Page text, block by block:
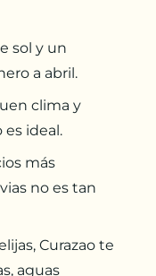
sol y un
a abril.
clima y
ideal.
más
no es tan
Curazao te
aguas